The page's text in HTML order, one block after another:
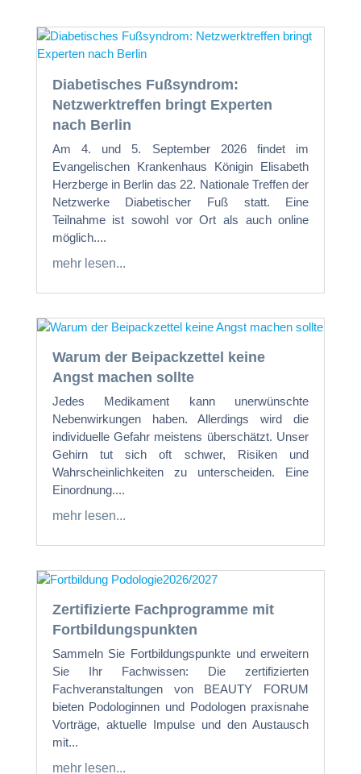
Diabetisches Fußsyndrom:
Netzwerktreffen bringt Experten
nach Berlin
Am 4. und 5. September 2026 findet im
Evangelischen Krankenhaus Königin Elisabeth
Herzberge in Berlin das 22. Nationale Treffen der
Netzwerke Diabetischer Fuß statt. Eine
Teilnahme ist sowohl vor Ort als auch online
möglich....
mehr lesen...
Warum der Beipackzettel keine
Angst machen sollte
Jedes Medikament kann unerwünschte
Nebenwirkungen haben. Allerdings wird die
individuelle Gefahr meistens überschätzt. Unser
Gehirn tut sich oft schwer, Risiken und
Wahrscheinlichkeiten zu unterscheiden. Eine
Einordnung....
mehr lesen...
Zertifizierte Fachprogramme mit
Fortbildungspunkten
Sammeln Sie Fortbildungspunkte und erweitern
Sie Ihr Fachwissen: Die zertifizierten
Fachveranstaltungen von BEAUTY FORUM
bieten Podologinnen und Podologen praxisnahe
Vorträge, aktuelle Impulse und den Austausch
mit...
mehr lesen...